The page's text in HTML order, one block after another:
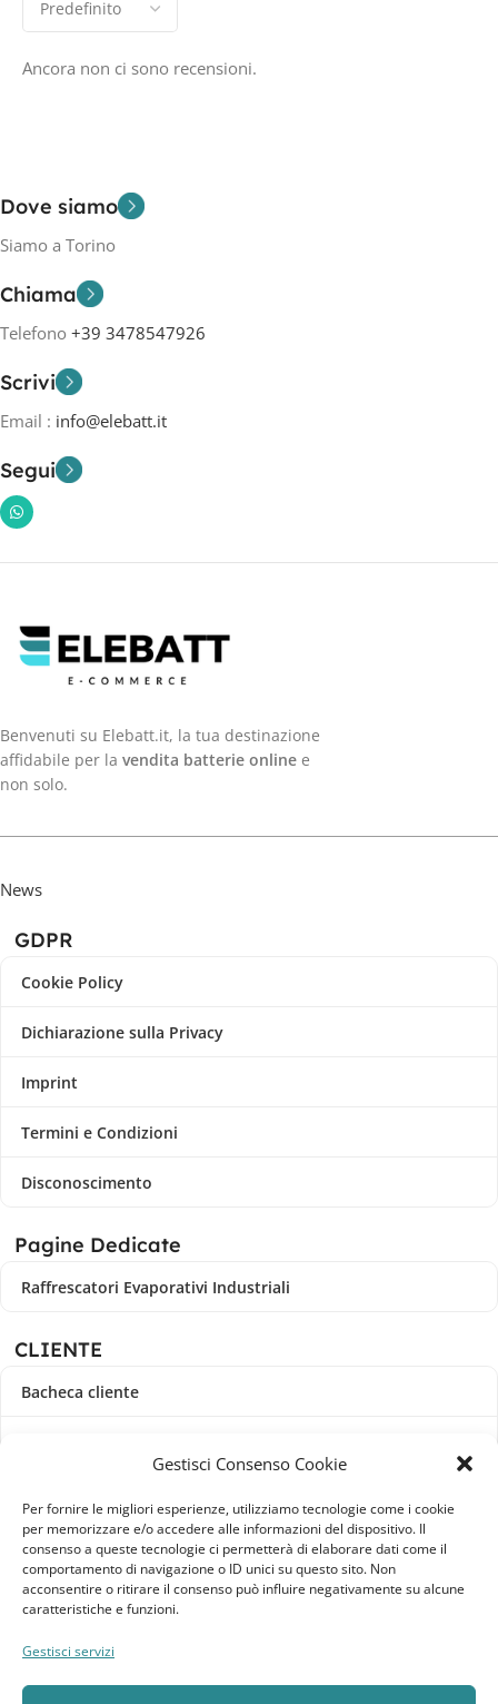
Gestisci Consenso Cookie
Per fornire le migliori esperienze, utilizziamo tecnologie come i cookie
per memorizzare e/o accedere alle informazioni del dispositivo. Il
consenso a queste tecnologie ci permetterà di elaborare dati come il
comportamento di navigazione o ID unici su questo sito. Non
acconsentire o ritirare il consenso può influire negativamente su alcune
caratteristiche e funzioni.
Gestisci servizi
Ancora non ci sono recensioni.
Dove siamo
Siamo a Torino
Chiama
Telefono +39 3478547926
Scrivi
Email : info@elebatt.it
Segui
Benvenuti su Elebatt.it, la tua destinazione
affidabile per la vendita batterie online e
non solo.
News
GDPR
Cookie Policy
Dichiarazione sulla Privacy
Imprint
Termini e Condizioni
Disconoscimento
Pagine Dedicate
Raffrescatori Evaporativi Industriali
CLIENTE
Bacheca cliente
Indirizzi
Metodi di pagamento
Dettagli account
Lista dei desideri